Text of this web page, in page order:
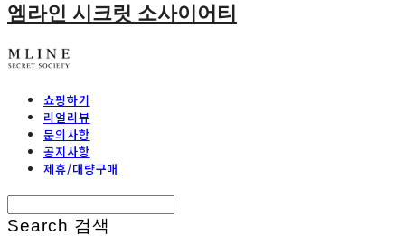
엠라인 시크릿 소사이어티
쇼핑하기
리얼리뷰
문의사항
공지사항
제휴/대량구매
Search 검색